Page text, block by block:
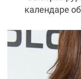
календаре
всё
техники и